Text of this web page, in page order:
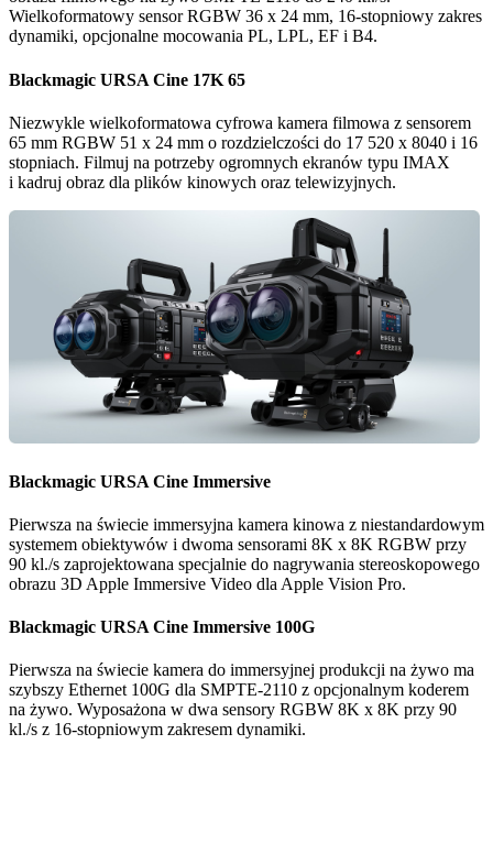
Wielkoformatowy sensor RGBW 36 x 24 mm, 16-stopniowy zakres
dynamiki, opcjonalne mocowania PL, LPL, EF i B4.
Blackmagic URSA Cine 17K 65
Niezwykle wielkoformatowa cyfrowa kamera filmowa z sensorem
65 mm RGBW 51 x 24 mm o rozdzielczości do 17 520 x 8040 i 16
stopniach. Filmuj na potrzeby ogromnych ekranów typu IMAX
i kadruj obraz dla plików kinowych oraz telewizyjnych.
Blackmagic URSA Cine Immersive
Pierwsza na świecie immersyjna kamera kinowa z niestandardowym
systemem obiektywów i dwoma sensorami 8K x 8K RGBW przy
90 kl./s zaprojektowana specjalnie do nagrywania stereoskopowego
obrazu 3D Apple Immersive Video dla Apple Vision Pro.
Blackmagic URSA Cine Immersive 100G
Pierwsza na świecie kamera do immersyjnej produkcji na żywo ma
szybszy Ethernet 100G dla SMPTE-2110 z opcjonalnym koderem
na żywo. Wyposażona w dwa sensory RGBW 8K x 8K przy 90
kl./s z 16-stopniowym zakresem dynamiki.